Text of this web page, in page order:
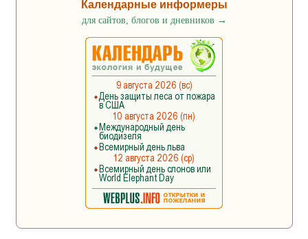
Календарные информеры
для сайтов, блогов и дневников →